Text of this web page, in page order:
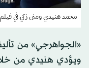
«الجواهرجي» من